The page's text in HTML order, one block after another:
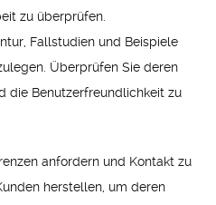
zu überprüfen.
Fallstudien und Beispiele
Überprüfen Sie deren
die Benutzerfreundlichkeit zu
anfordern und Kontakt zu
herstellen, um deren